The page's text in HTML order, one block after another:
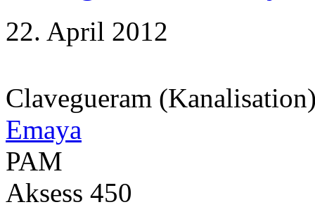
22. April 2012
Clavegueram
Emaya
PAM
Aksess 450